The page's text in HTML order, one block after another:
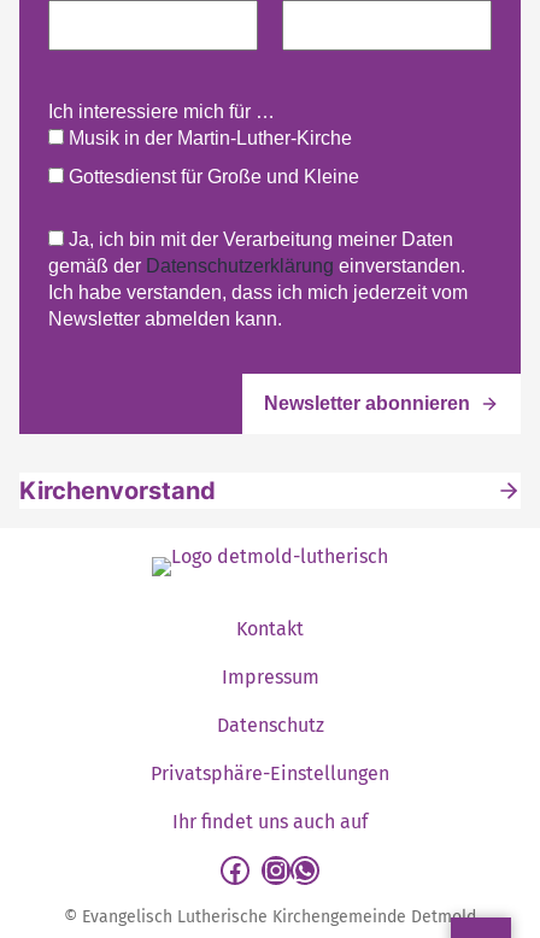
Ich interessiere mich für …
Musik in der Martin-Luther-Kirche
Gottesdienst für Große und Kleine
Ja, ich bin mit der Verarbeitung meiner Daten
gemäß der Datenschutzerklärung einverstanden.
Ich habe verstanden, dass ich mich jederzeit vom
Newsletter abmelden kann.
Kirchenvorstand
Kontakt
Impressum
Datenschutz
Privatsphäre-Einstellungen
Ihr findet uns auch auf
detmold-lutherisch auf Facebook
detmold-lutherisch auf Instagram
detmold-lutherisch auf WhatsApp
© Evangelisch Lutherische Kirchengemeinde Detmold